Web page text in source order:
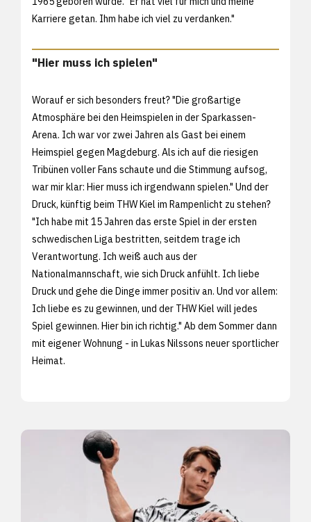
Karriere getan. Ihm habe ich viel zu verdanken."
"Hier muss ich spielen"
Worauf er sich besonders freut? "Die großartige
Atmosphäre bei den Heimspielen in der Sparkassen-
Arena. Ich war vor zwei Jahren als Gast bei einem
Heimspiel gegen Magdeburg. Als ich auf die riesigen
Tribünen voller Fans schaute und die Stimmung aufsog,
war mir klar: Hier muss ich irgendwann spielen." Und der
Druck, künftig beim THW Kiel im Rampenlicht zu stehen?
"Ich habe mit 15 Jahren das erste Spiel in der ersten
schwedischen Liga bestritten, seitdem trage ich
Verantwortung. Ich weiß auch aus der
Nationalmannschaft, wie sich Druck anfühlt. Ich liebe
Druck und gehe die Dinge immer positiv an. Und vor allem:
Ich liebe es zu gewinnen, und der THW Kiel will jedes
Spiel gewinnen. Hier bin ich richtig." Ab dem Sommer dann
mit eigener Wohnung - in Lukas Nilssons neuer sportlicher
Heimat.